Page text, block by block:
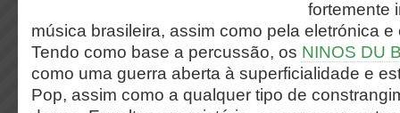
fortemente
música brasileira, assim como pela eletrónica
Tendo como base a percussão, os NINOS DU
como uma guerra aberta à superficialidade e
Pop, assim como a qualquer tipo de